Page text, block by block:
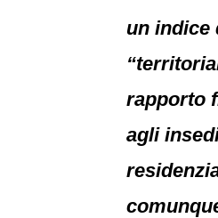
un indice
rapporto
agli